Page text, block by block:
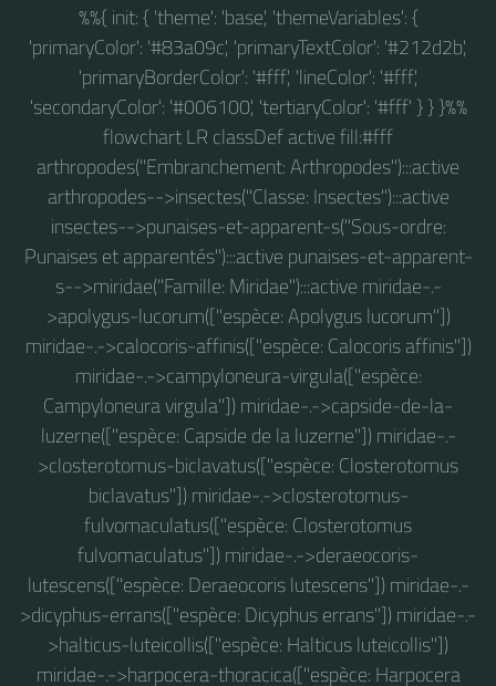
%%{ init: { 'theme': 'base', 'themeVariables': {
'primaryColor': '#83a09c', 'primaryTextColor': '#212d2b',
'primaryBorderColor': '#fff', 'lineColor': '#fff',
'secondaryColor': '#006100', 'tertiaryColor': '#fff' } } }%%
flowchart LR classDef active fill:#fff
arthropodes("Embranchement: Arthropodes"):::active
arthropodes-->insectes("Classe: Insectes"):::active
insectes-->punaises-et-apparent-s("Sous-ordre:
Punaises et apparentés"):::active punaises-et-apparent-
s-->miridae("Famille: Miridae"):::active miridae-.-
>apolygus-lucorum(["espèce: Apolygus lucorum"])
miridae-.->calocoris-affinis(["espèce: Calocoris affinis"])
miridae-.->campyloneura-virgula(["espèce:
Campyloneura virgula"]) miridae-.->capside-de-la-
luzerne(["espèce: Capside de la luzerne"]) miridae-.-
>closterotomus-biclavatus(["espèce: Closterotomus
biclavatus"]) miridae-.->closterotomus-
fulvomaculatus(["espèce: Closterotomus
fulvomaculatus"]) miridae-.->deraeocoris-
lutescens(["espèce: Deraeocoris lutescens"]) miridae-.-
>dicyphus-errans(["espèce: Dicyphus errans"]) miridae-.-
>halticus-luteicollis(["espèce: Halticus luteicollis"])
miridae-.->harpocera-thoracica(["espèce: Harpocera